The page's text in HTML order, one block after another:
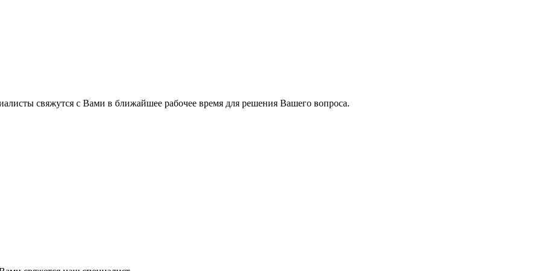
свяжутся с Вами в ближайшее рабочее время для решения Вашего вопроса.